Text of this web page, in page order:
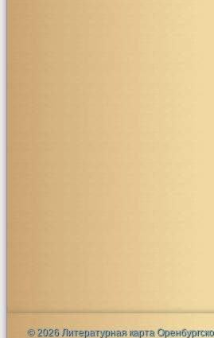
© 2026 Литературная карта